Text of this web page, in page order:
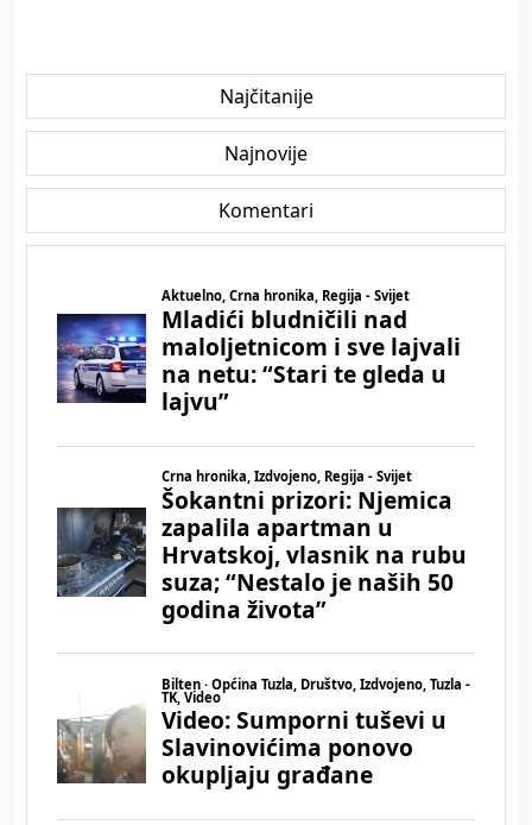
Najčitanije
Najnovije
Komentari